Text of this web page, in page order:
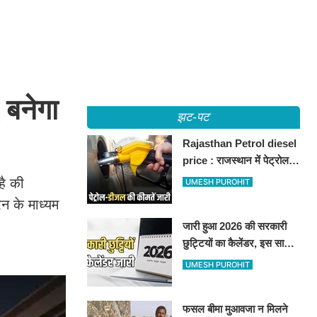
की
के माध्यम
झट-पट
Rajasthan Petrol diesel
price : राजस्थान में पेट्रोल-
डीजल की कीमतें जारी, जानिए
UMESH PUROHIT
जारी हुआ 2026 की सरकारी
छुट्टियों का कैलेंडर, इस साल
कई बार मिलेगा लगातार
UMESH PUROHIT
फसल बीमा मुआवजा न मिलने